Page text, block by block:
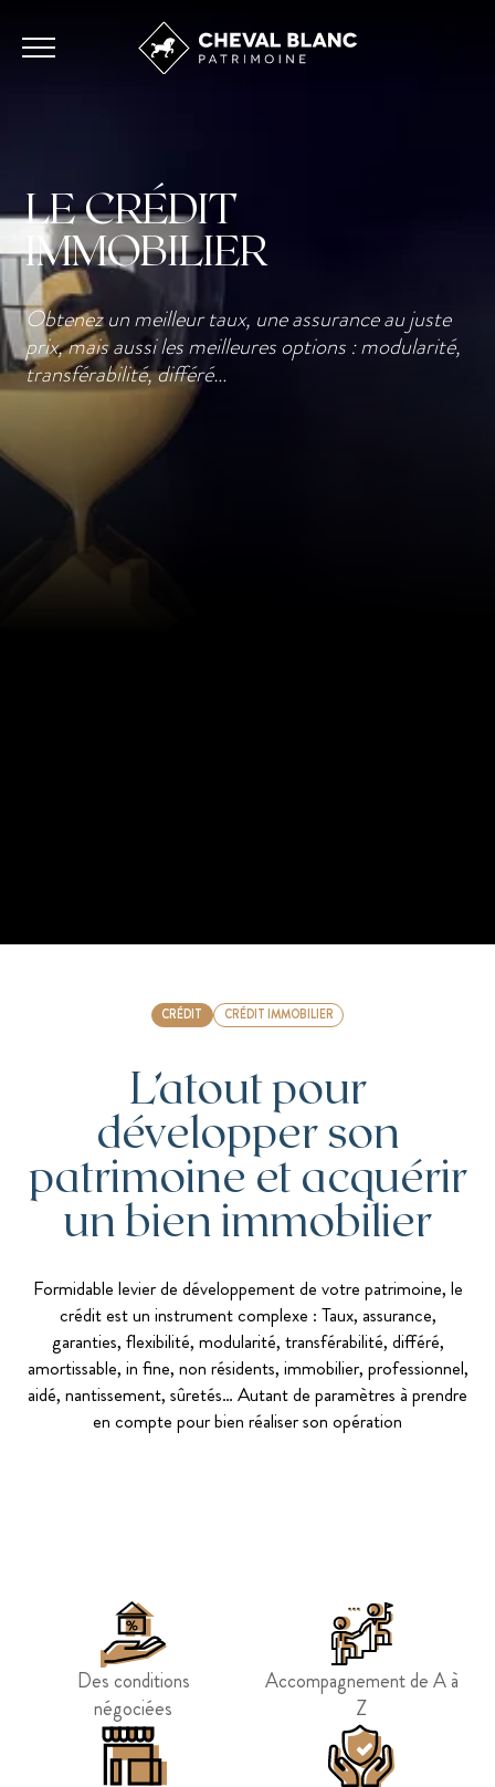
LE CRÉDIT
IMMOBILIER
Obtenez un meilleur taux, une assurance au juste
prix, mais aussi les meilleures options : modularité,
transférabilité, différé…
CRÉDIT CRÉDIT IMMOBILIER
L’atout pour
développer son
patrimoine et acquérir
un bien immobilier
Formidable levier de développement de votre patrimoine, le
crédit est un instrument complexe : Taux, assurance,
garanties, flexibilité, modularité, transférabilité, différé,
amortissable, in fine, non résidents, immobilier, professionnel,
aidé, nantissement, sûretés… Autant de paramètres à prendre
en compte pour bien réaliser son opération
Des conditions
négociées
Accompagnement de A à
Z